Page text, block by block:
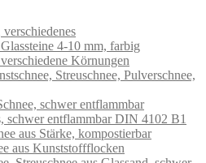
4-10 mm, farbig
Körnungen
Streuschnee, Pulverschnee,
schwer entflammbar
schwer entflammbar DIN 4102 B1
aus Stärke, kompostierbar
aus Kunststoffflocken